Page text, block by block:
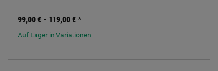
99,00 € - 119,00 € *
Auf Lager in Variationen